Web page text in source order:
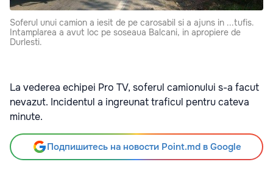
Soferul unui camion a iesit de pe carosabil si a ajuns in ...tufis.
Intamplarea a avut loc pe soseaua Balcani, in apropiere de
Durlesti.
La vederea echipei Pro TV, soferul camionului s-a facut
nevazut. Incidentul a ingreunat traficul pentru cateva
minute.
Подпишитесь на новости Point.md в Google